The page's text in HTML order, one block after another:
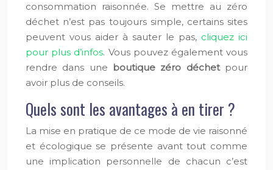
consommation raisonnée. Se mettre au zéro
déchet n’est pas toujours simple, certains sites
peuvent vous aider à sauter le pas, cliquez ici
pour plus d’infos. Vous pouvez également vous
rendre dans une boutique zéro déchetpour
avoir plus de conseils.
Quels sont les avantages à en tirer ?
La mise en pratique de ce mode de vie raisonné
et écologique se présente avant tout comme
une implication personnelle de chacun c’est